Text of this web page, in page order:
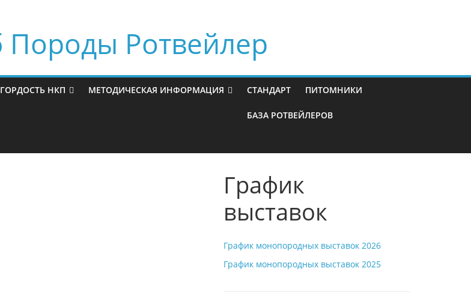
Ротвейлер
ГОРДОСТЬ НКП МЕТОДИЧЕСКАЯ ИНФОРМАЦИЯ СТАНДАРТ ПИТОМНИКИ
БАЗА РОТВЕЙЛЕРОВ
График
выставок
График монопородных выставок 2026
График монопородных выставок 2025